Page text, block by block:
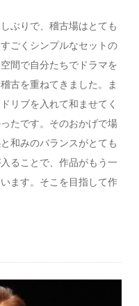
ぶりで、稽古場はとても
ごくシンプルなセットの
間で自分たちでドラマを
古を重ねてきました。ま
リブを入れて和ませてく
たです。そのおかげで場
和みのバランスがとても
ることで、作品がもう一
ます。そこを目指して作